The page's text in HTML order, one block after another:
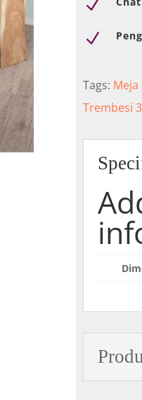
N
N
Tags: Meja
Trembesi